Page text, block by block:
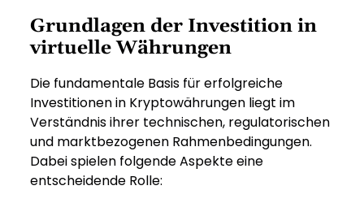
Grundlagen der Investition in
virtuelle Währungen
Die fundamentale Basis für erfolgreiche
Investitionen in Kryptowährungen liegt im
Verständnis ihrer technischen, regulatorischen
und marktbezogenen Rahmenbedingungen.
Dabei spielen folgende Aspekte eine
entscheidende Rolle: